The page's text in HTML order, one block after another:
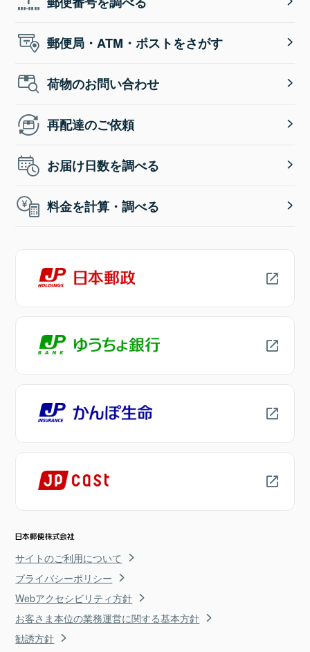
郵便局・ATM・ポストをさがす
荷物のお問い合わせ
再配達のご依頼
お届け日数を調べる
料金を計算・調べる
サイトのご利用について
プライバシーポリシー
Webアクセシビリティ方針
お客さま本位の業務運営に関する基本方針
勧誘方針